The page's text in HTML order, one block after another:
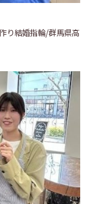
り結婚指輪/群馬県高